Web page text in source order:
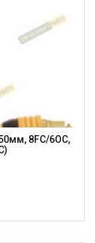
8FC/6OC,